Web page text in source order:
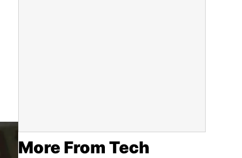
More From Tech